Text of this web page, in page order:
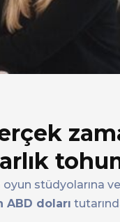
stüdyolarına
ABD doları